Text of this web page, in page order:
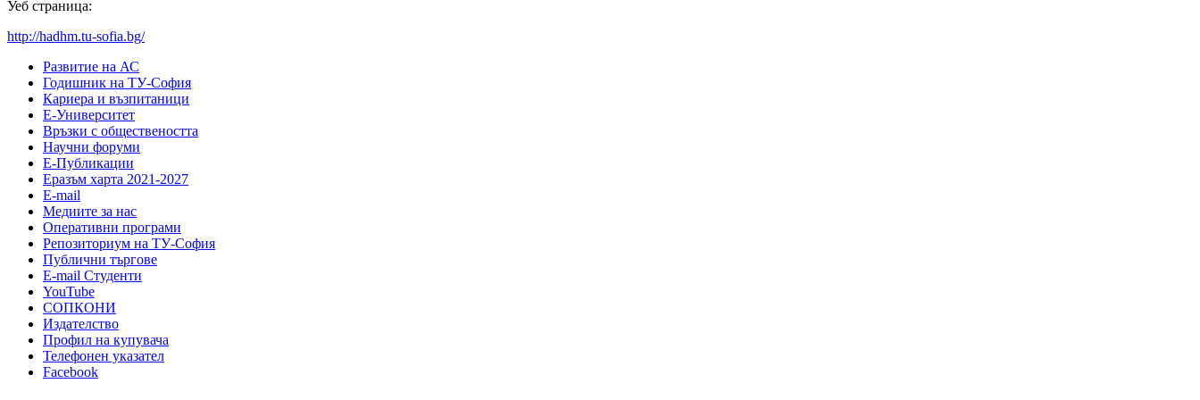
Уеб страница:
http://hadhm.tu-sofia.bg/
Развитие на АС
Годишник на ТУ-София
Кариера и възпитаници
Е-Университет
Връзки с обществеността
Научни форуми
Е-Публикации
Еразъм харта 2021-2027
E-mail
Медиите за нас
Оперативни програми
Репозиториум на ТУ-София
Публични търгове
Е-mail Студенти
YouTube
СОПКОНИ
Издателство
Профил на купувача
Телефонен указател
Facebook